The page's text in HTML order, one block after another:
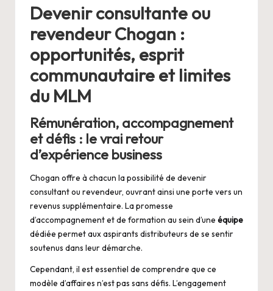
Devenir consultante ou
revendeur Chogan :
opportunités, esprit
communautaire et limites
du MLM
Rémunération, accompagnement
et défis : le vrai retour
d’expérience business
Chogan offre à chacun la possibilité de devenir
consultant ou revendeur, ouvrant ainsi une porte vers un
revenus supplémentaire. La promesse
d’accompagnement et de formation au sein d’une équipe
dédiée permet aux aspirants distributeurs de se sentir
soutenus dans leur démarche.
Cependant, il est essentiel de comprendre que ce
modèle d’affaires n’est pas sans défis. L’engagement